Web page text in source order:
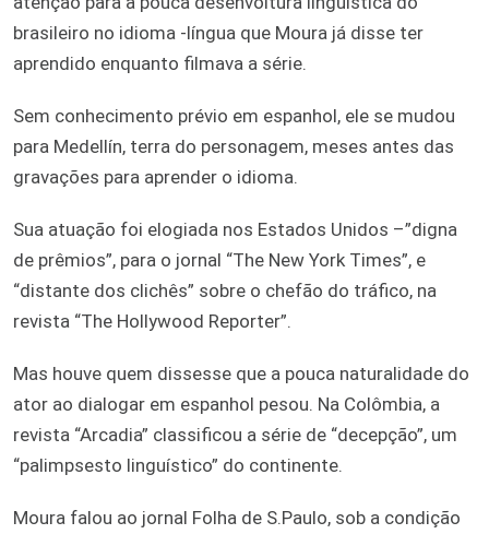
brasileiro no idioma -língua que Moura já disse ter
aprendido enquanto filmava a série.
Sem conhecimento prévio em espanhol, ele se mudou
para Medellín, terra do personagem, meses antes das
gravações para aprender o idioma.
Sua atuação foi elogiada nos Estados Unidos –”digna
de prêmios”, para o jornal “The New York Times”, e
“distante dos clichês” sobre o chefão do tráfico, na
revista “The Hollywood Reporter”.
Mas houve quem dissesse que a pouca naturalidade do
ator ao dialogar em espanhol pesou. Na Colômbia, a
revista “Arcadia” classificou a série de “decepção”, um
“palimpsesto linguístico” do continente.
Moura falou ao jornal Folha de S.Paulo, sob a condição